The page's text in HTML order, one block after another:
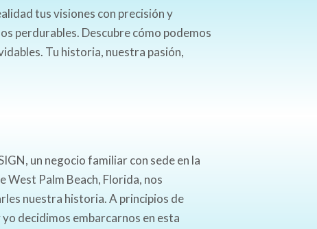
tus visiones con precisión y
perdurables. Descubre cómo podemos
Tu historia, nuestra pasión,
un negocio familiar con sede en la
West Palm Beach, Florida, nos
nuestra historia. A principios de
yo decidimos embarcarnos en esta